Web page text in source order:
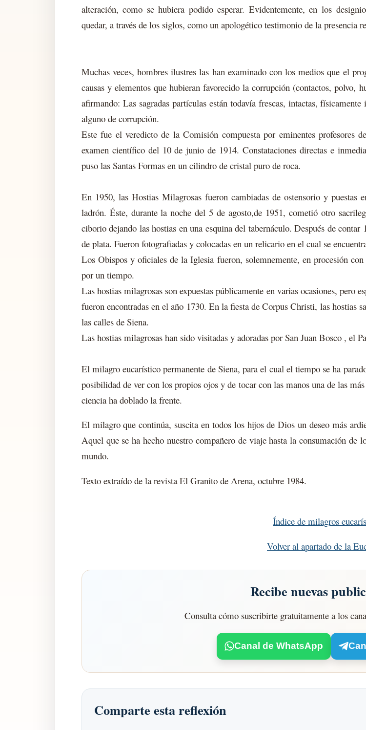
alteración, como se hubiera podido esperar. Evidentemente, en los
quedar, a través de los siglos, como un apologético testimonio de la presencia
Muchas veces, hombres ilustres las han examinado con los medios que el
causas y elementos que hubieran favorecido la corrupción (contactos, polvo,
afirmando: Las sagradas partículas están todavía frescas, intactas,
alguno de corrupción.
Este fue el veredicto de la Comisión compuesta por eminentes
examen científico del 10 de junio de 1914. Constataciones directas e
puso las Santas Formas en un cilindro de cristal puro de roca.
En 1950, las Hostias Milagrosas fueron cambiadas de ostensorio y
ladrón. Éste, durante la noche del 5 de agosto,de 1951, cometió otro
ciborio dejando las hostias en una esquina del tabernáculo. Después de
de plata. Fueron fotografiadas y colocadas en un relicario en el cual se
Los Obispos y oficiales de la Iglesia fueron, solemnemente, en procesión
por un tiempo.
Las hostias milagrosas son expuestas públicamente en varias ocasiones, pero
fueron encontradas en el año 1730. En la fiesta de Corpus Christi, las hostias
las calles de Siena.
Las hostias milagrosas han sido visitadas y adoradas por San Juan Bosco , el
El milagro eucarístico permanente de Siena, para el cual el tiempo se ha
posibilidad de ver con los propios ojos y de tocar con las manos una de las
ciencia ha doblado la frente.
El milagro que continúa, suscita en todos los hijos de Dios un deseo más
Aquel que se ha hecho nuestro compañero de viaje hasta la consumación
mundo.
Texto extraído de la revista El Granito de Arena, octubre 1984.
Índice de milagros
Volver al apartado de la
Recibe nuevas
Consulta cómo suscribirte gratuitamente a los
Canal de WhatsApp
Comparte esta reflexión